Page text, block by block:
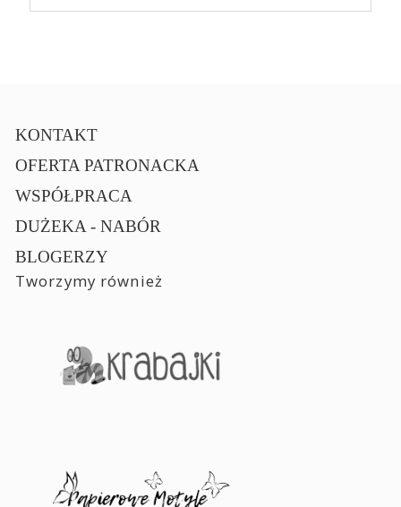
KONTAKT
OFERTA PATRONACKA
WSPÓŁPRACA
DUŻEKA - NABÓR
BLOGERZY
Tworzymy również